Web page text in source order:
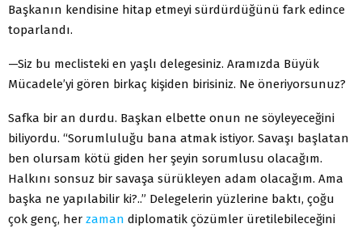
Başkanın kendisine hitap etmeyi sürdürdüğünü fark edince
toparlandı.
—Siz bu meclisteki en yaşlı delegesiniz. Aramızda Büyük
Mücadele’yi gören birkaç kişiden birisiniz. Ne öneriyorsunuz?
Safka bir an durdu. Başkan elbette onun ne söyleyeceğini
biliyordu. “Sorumluluğu bana atmak istiyor. Savaşı başlatan
ben olursam kötü giden her şeyin sorumlusu olacağım.
Halkını sonsuz bir savaşa sürükleyen adam olacağım. Ama
başka ne yapılabilir ki?..” Delegelerin yüzlerine baktı, çoğu
çok genç, her zaman diplomatik çözümler üretilebileceğini